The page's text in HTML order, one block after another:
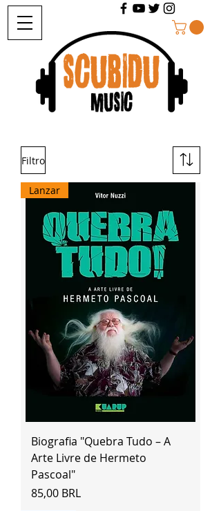
Filtro
Lanzar
Biografia "Quebra Tudo – A
Arte Livre de Hermeto
Pascoal"
Precio
85,00 BRL